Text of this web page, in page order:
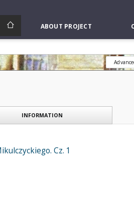
ABOUT PROJECT
INFORMATION
Cz. 1